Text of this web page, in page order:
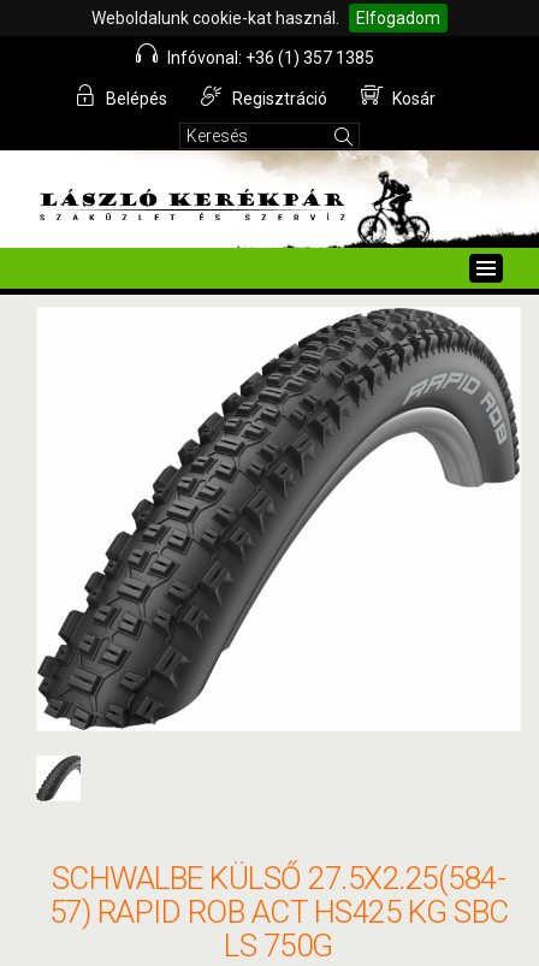
Weboldalunk cookie-kat használ. Elfogadom
Infóvonal: +36 (1) 357 1385
Belépés Regisztráció Kosár
Toggle
SCHWALBE KÜLSŐ 27.5X2.25(584-
57) RAPID ROB ACT HS425 KG SBC
LS 750G